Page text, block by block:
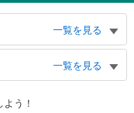
一覧を見る
学校、アカデミー音羽、富士
一覧を見る
う！